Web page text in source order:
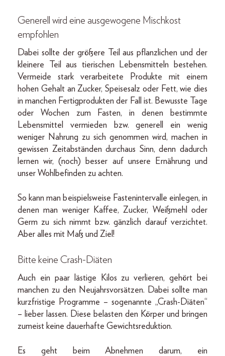
Generell wird eine ausgewogene Mischkost
empfohlen
Dabei sollte der größere Teil aus pflanzlichen und der
kleinere Teil aus tierischen Lebensmitteln bestehen.
Vermeide stark verarbeitete Produkte mit einem
hohen Gehalt an Zucker, Speisesalz oder Fett, wie dies
in manchen Fertigprodukten der Fall ist. Bewusste Tage
oder Wochen zum Fasten, in denen bestimmte
Lebensmittel vermieden bzw. generell ein wenig
weniger Nahrung zu sich genommen wird, machen in
gewissen Zeitabständen durchaus Sinn, denn dadurch
lernen wir, (noch) besser auf unsere Ernährung und
unser Wohlbefinden zu achten.
So kann man beispielsweise Fastenintervalle einlegen, in
denen man weniger Kaffee, Zucker, Weißmehl oder
Germ zu sich nimmt bzw. gänzlich darauf verzichtet.
Aber alles mit Maß und Ziel!
Bitte keine Crash-Diäten
Auch ein paar lästige Kilos zu verlieren, gehört bei
manchen zu den Neujahrsvorsätzen. Dabei sollte man
kurzfristige Programme – sogenannte „Crash-Diäten“
– lieber lassen. Diese belasten den Körper und bringen
zumeist keine dauerhafte Gewichtsreduktion.
Es geht beim Abnehmen darum, ein